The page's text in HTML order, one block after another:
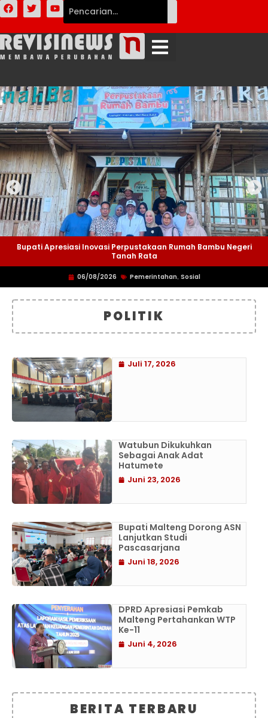
Bupati Apresiasi Inovasi Perpustakaan Rumah Bambu Negeri
Tanah Rata
06/08/2026 Pemerintahan, Sosial
POLITIK
Juli 17, 2026
Watubun Dikukuhkan
Sebagai Anak Adat
Hatumete
Juni 23, 2026
Bupati Malteng Dorong ASN
Lanjutkan Studi
Pascasarjana
Juni 18, 2026
DPRD Apresiasi Pemkab
Malteng Pertahankan WTP
Ke-11
Juni 4, 2026
BERITA TERBARU